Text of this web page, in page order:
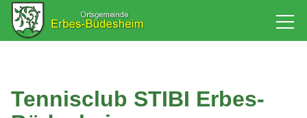
Bürgerservice
Tennisclub STIBI Erbes-